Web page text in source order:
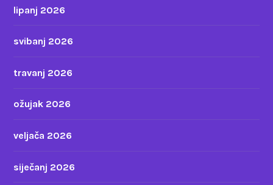
lipanj 2026
svibanj 2026
travanj 2026
ožujak 2026
veljača 2026
siječanj 2026